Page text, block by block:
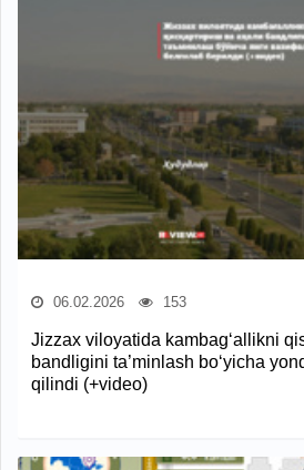
06.02.2026 153
Jizzax viloyatida kambag‘allikni
bandligini ta’minlash bo‘yicha
qilindi (+video)